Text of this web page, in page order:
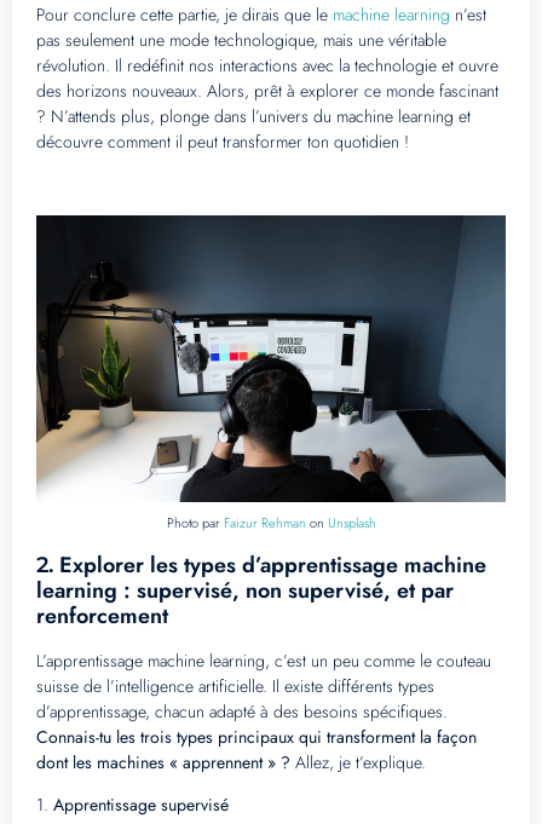
Pour conclure cette partie, je dirais que le machine learning n’est
pas seulement une mode technologique, mais une véritable
révolution. Il redéfinit nos interactions avec la technologie et ouvre
des horizons nouveaux. Alors, prêt à explorer ce monde fascinant
? N’attends plus, plonge dans l’univers du machine learning et
découvre comment il peut transformer ton quotidien !
Photo par Faizur Rehman on Unsplash
2. Explorer les types d’apprentissage machine
learning : supervisé, non supervisé, et par
renforcement
L’apprentissage machine learning, c’est un peu comme le couteau
suisse de l’intelligence artificielle. Il existe différents types
d’apprentissage, chacun adapté à des besoins spécifiques.
Connais-tu les trois types principaux qui transforment la façon
dont les machines « apprennent » ? Allez, je t’explique.
1. Apprentissage supervisé